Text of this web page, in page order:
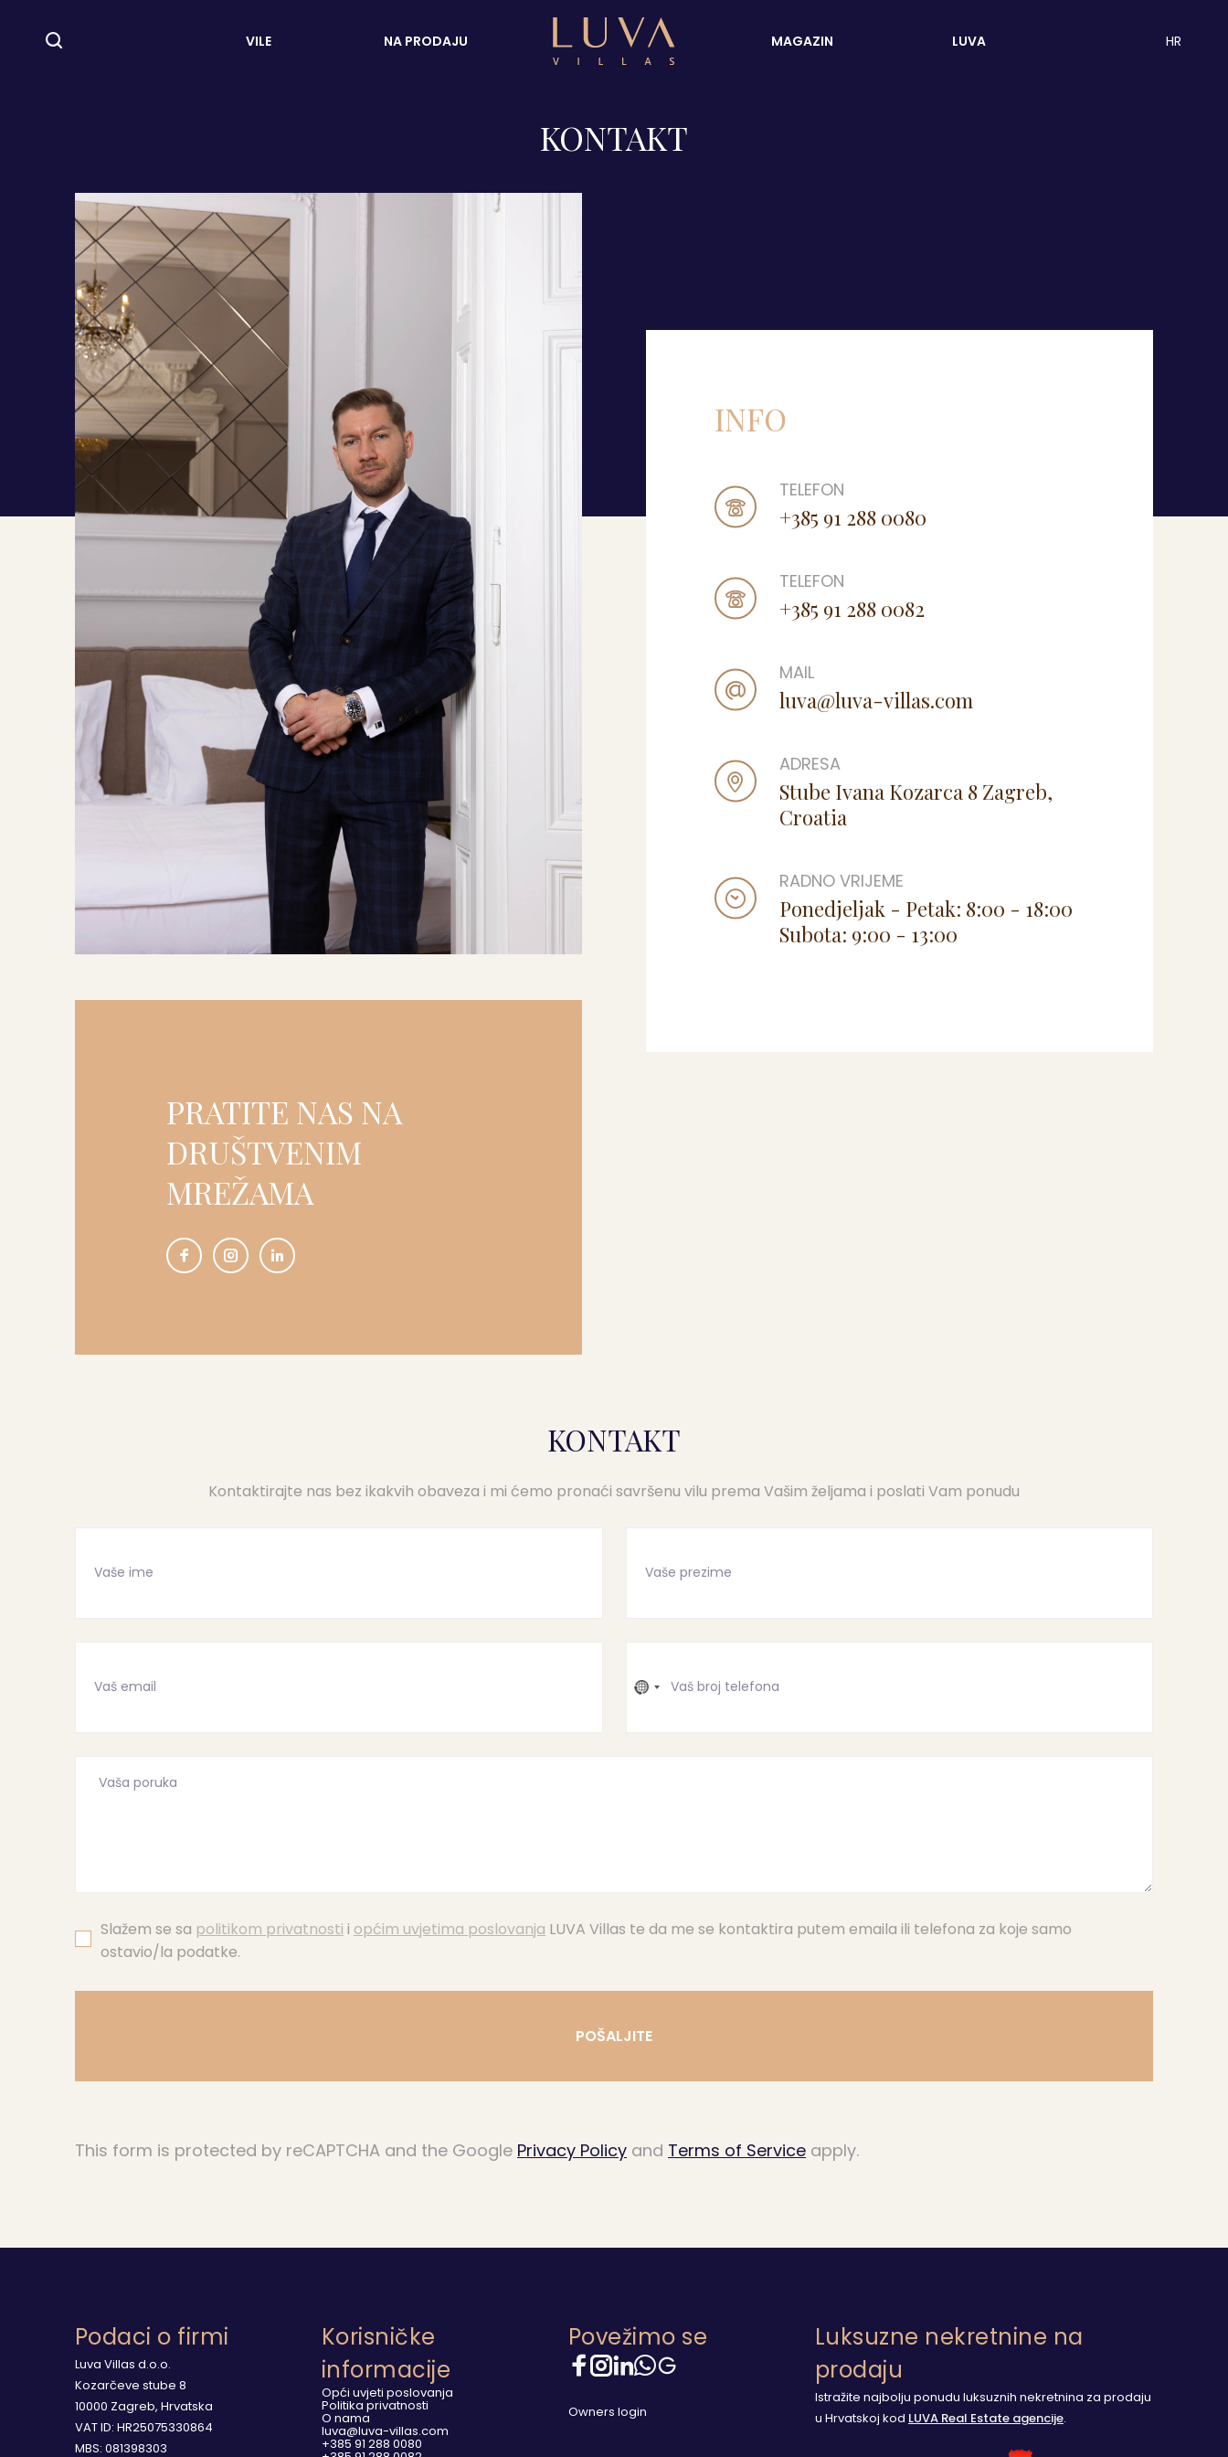
VILE NA PRODAJU MAGAZIN LUVA HR
KONTAKT
INFO
TELEFON
+385 91 288 0080
TELEFON
+385 91 288 0082
MAIL
luva@luva-villas.com
ADRESA
Stube Ivana Kozarca 8 Zagreb,
Croatia
RADNO VRIJEME
Ponedjeljak - Petak: 8:00 - 18:00
Subota: 9:00 - 13:00
PRATITE NAS NA
DRUŠTVENIM
MREŽAMA
KONTAKT
Kontaktirajte nas bez ikakvih obaveza i mi ćemo pronaći savršenu vilu prema Vašim željama i poslati Vam ponudu
No
country
Slažem se sa politikom privatnosti i općim uvjetima poslovanja LUVA Villas te da me se kontaktira putem emaila ili telefona za koje samo
ostavio/la podatke.
POŠALJITE
This form is protected by reCAPTCHA and the Google Privacy Policy and Terms of Service apply.
Podaci o firmi
Luva Villas d.o.o.
Kozarčeve stube 8
10000 Zagreb, Hrvatska
VAT ID: HR25075330864
MBS: 081398303
Korisničke
informacije
Opći uvjeti poslovanja
Politika privatnosti
O nama
luva@luva-villas.com
+385 91 288 0080
Povežimo se
Owners login
Luksuzne nekretnine na
prodaju
Istražite najbolju ponudu luksuznih nekretnina za prodaju
u Hrvatskoj kod LUVA Real Estate agencije.